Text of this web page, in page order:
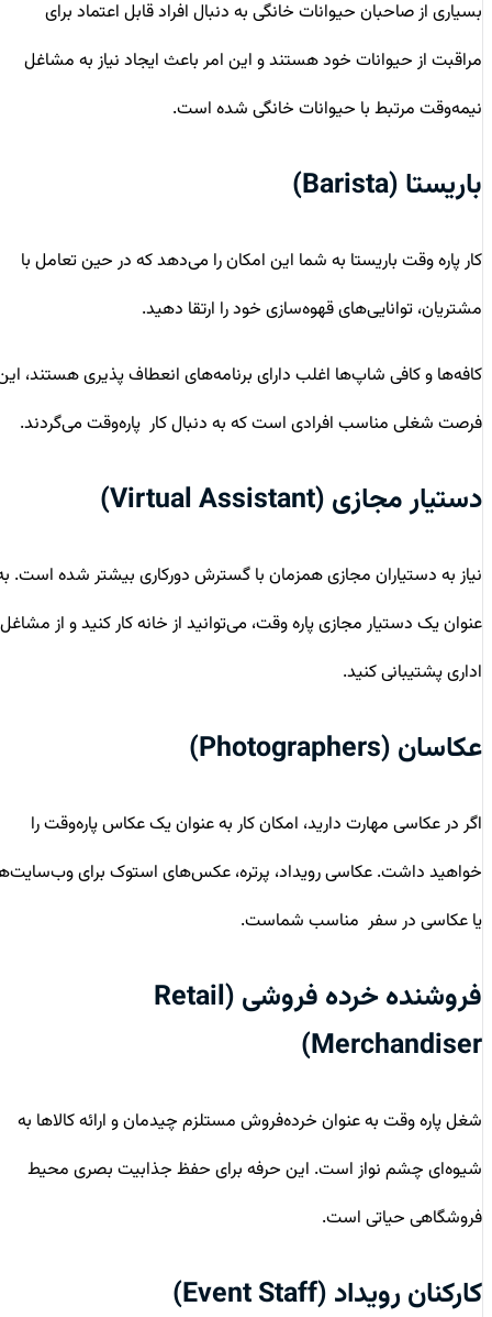
بسیاری از صاحبان حیوانات خانگی به دنبال افراد قابل اعتماد برای
مراقبت از حیوانات خود هستند و این امر باعث ایجاد نیاز به مشاغل
نیمه‌وقت مرتبط با حیوانات خانگی شده است.
باریستا (Barista)
کار پاره وقت باریستا به شما این امکان را می‌دهد که در حین تعامل با
مشتریان، توانایی‌های قهوه‌سازی خود را ارتقا دهید.
کافه‌ها و کافی شاپ‌ها اغلب دارای برنامه‌های انعطاف پذیری هستند، این
فرصت‌ شغلی مناسبافرادی است که به دنبال کار پاره‌وقت می‌گردند.
دستیار مجازی (Virtual Assistant)
نیاز به دستیاران مجازی همزمان با گسترش دورکاری بیشتر شده است. به
عنوان یک دستیار مجازی پاره وقت، می‌توانید از خانه کار کنید و از مشاغل
اداری پشتیبانی کنید.
عکاسان (Photographers)
اگر در عکاسی مهارت دارید، امکان کار به عنوان یک عکاس پاره‌وقت را
خواهید داشت. عکاسی رویداد، پرتره، عکس‌های استوک برای وب‌سایت‌ها
یا عکاسی در سفر مناسب شماست.
فروشنده خرده فروشی (Retail
Merchandiser)
شغل پاره وقت به عنوان خرده‌فروش مستلزم چیدمان و ارائه کالاها به
شیوه‌ای چشم نواز است. این حرفه برای حفظ جذابیت بصری محیط
فروشگاهی حیاتی است.
کارکنان رویداد (Event Staff)